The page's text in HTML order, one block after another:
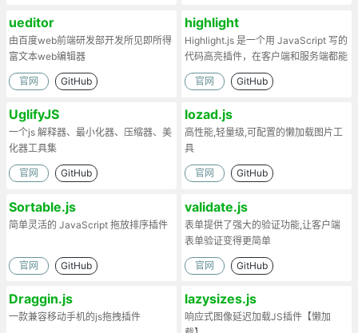
ueditor
由百度web前端研发部开发所见即所得
富文本web编辑器
官网 GitHub
highlight
Highlight.js 是一个用 JavaScript 写的
代码高亮插件，在客户端和服务端都能
工作。
官网 GitHub
UglifyJS
一个js 解释器、最小化器、压缩器、美
化器工具集
官网 GitHub
lozad.js
高性能,轻量级,可配置的懒加载图片工
具
官网 GitHub
Sortable.js
简单灵活的 JavaScript 拖放排序插件
官网 GitHub
validate.js
表单提供了强大的验证功能,让客户端
表单验证变得更简单
官网 GitHub
Draggin.js
一款兼容移动手机的js拖拽插件
lazysizes.js
响应式图像延迟加载JS插件【懒加